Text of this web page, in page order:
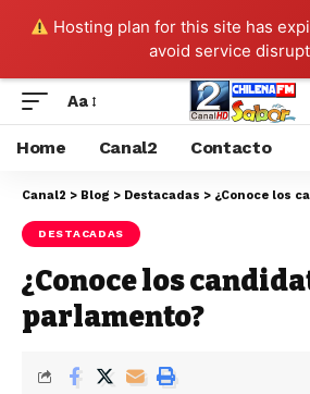
Hosting plan for this site has
avoid service
Aa
Home Canal2 Contacto
Canal2 > Blog > Destacadas > ¿Conoce los
DESTACADAS
¿Conoce los
parlamento?